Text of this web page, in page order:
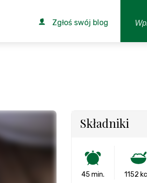
Zgłoś swój blog
Składniki
45 min. 1152